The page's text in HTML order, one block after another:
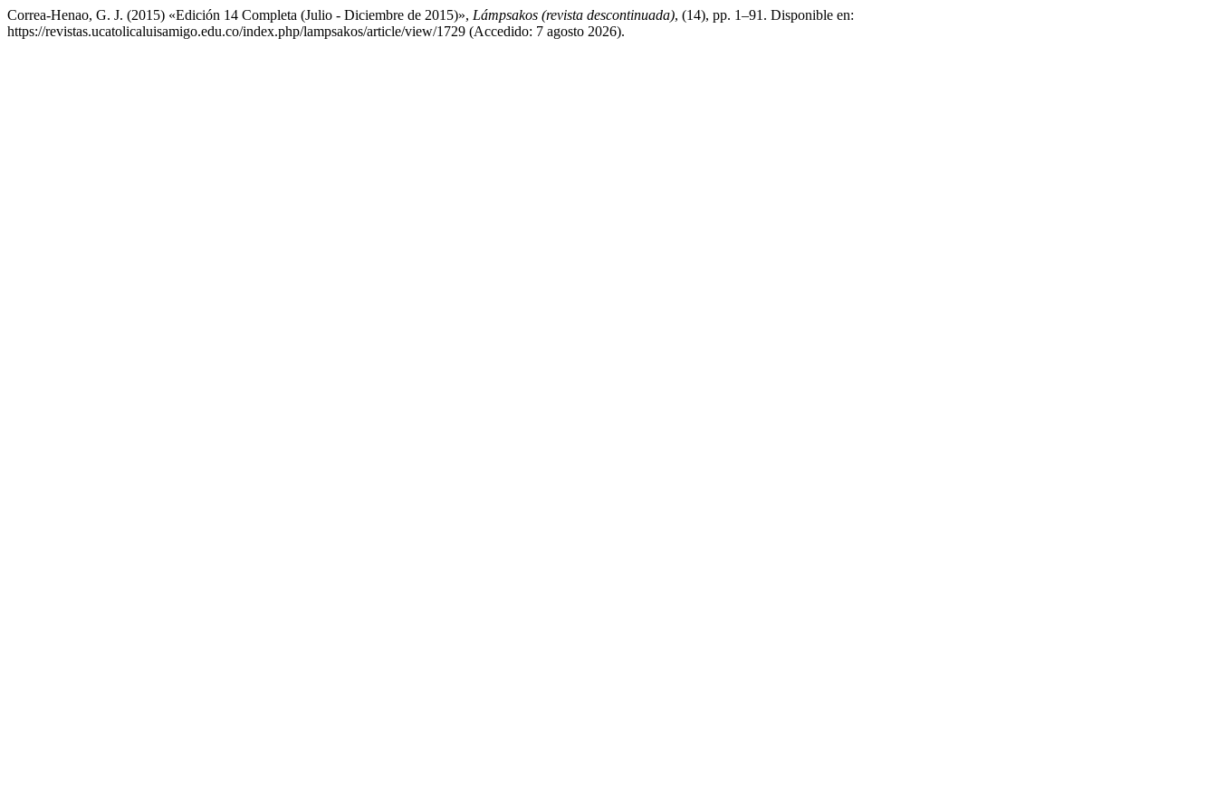
Correa-Henao, G. J. (2015) «Edición 14 Completa (Julio - Diciembre de 2015)», Lámpsakos (revista descontinuada), (14), pp. 1–91. Disponible en:
https://revistas.ucatolicaluisamigo.edu.co/index.php/lampsakos/article/view/1729 (Accedido: 7 agosto 2026).